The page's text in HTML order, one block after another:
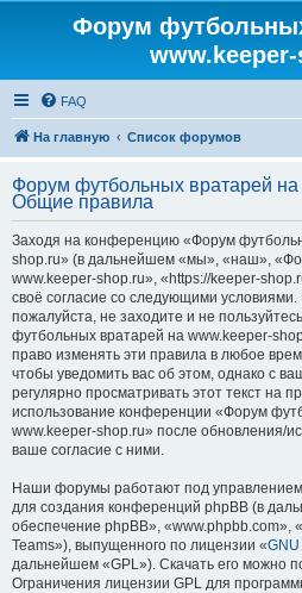
Форум
FAQ
На главную Список форумов
Форум футбольных вратарей
Общие правила
Заходя на конференцию «Форум
shop.ru» (в дальнейшем «мы», «наш»,
www.keeper-shop.ru», «https://keeper-
своё согласие со следующими
пожалуйста, не заходите и не
футбольных вратарей на www.keeper-
право изменять эти правила в любое
чтобы уведомить вас об этом, однако с
регулярно просматривать этот текст на
использование конференции «Форум
www.keeper-shop.ru» после обновления/
ваше согласие с ними.
Наши форумы работают под
для создания конференций phpBB (в
обеспечение phpBB», «www.phpbb.com»,
Teams»), выпущенного по лицензии «
дальнейшем «GPL»). Скачать его можно
Ограничения лицензии GPL для